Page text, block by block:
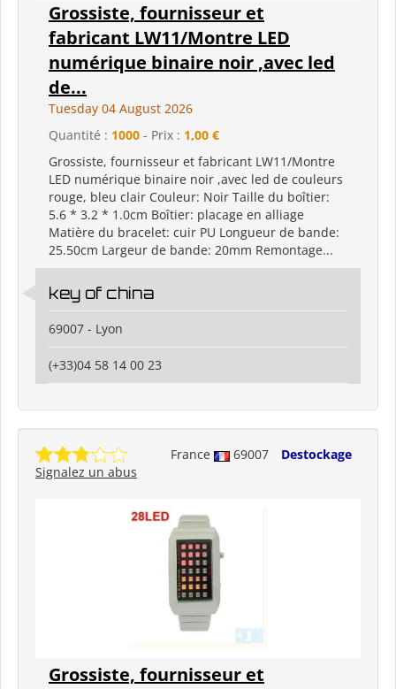
Grossiste, fournisseur et
fabricant LW11/Montre LED
numérique binaire noir ,avec led
de...
Tuesday 04 August 2026
Quantité : 1000 - Prix : 1,00 €
Grossiste, fournisseur et fabricant LW11/Montre
LED numérique binaire noir ,avec led de couleurs
rouge, bleu clair Couleur: Noir Taille du boîtier:
5.6 * 3.2 * 1.0cm Boîtier: placage en alliage
Matière du bracelet: cuir PU Longueur de bande:
25.50cm Largeur de bande: 20mm Remontage...
key of china
69007 - Lyon
(+33)04 58 14 00 23
France 69007
Destockage
Signalez un abus
Grossiste, fournisseur et